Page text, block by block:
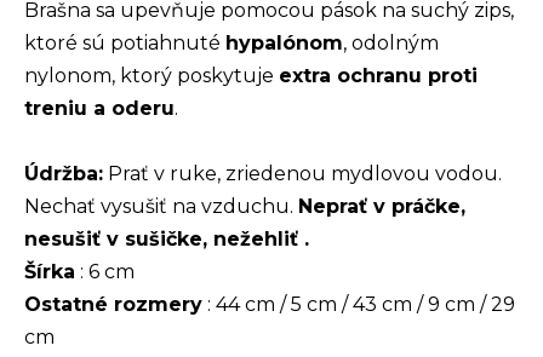
Brašna sa upevňuje pomocou pások na suchý zips,
ktoré sú potiahnuté hypalónom, odolným
nylonom, ktorý poskytuje extra ochranu proti
treniu a oderu.
Údržba: Prať v ruke, zriedenou mydlovou vodou.
Nechať vysušiť na vzduchu. Neprať v práčke,
nesušiť v sušičke, nežehliť .
Šírka : 6 cm
Ostatné rozmery : 44 cm / 5 cm / 43 cm / 9 cm / 29
cm